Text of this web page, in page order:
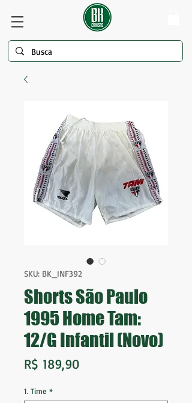
SKU: BK_INF392
Shorts São Paulo
1995 Home Tam:
12/G Infantil (Novo)
R$ 189,90Preço
1. Time *